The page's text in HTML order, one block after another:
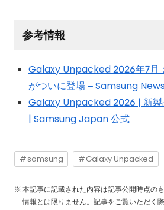
参考情報
Galaxy Unpacked 2026年7月
がついに登場 – Samsung
Galaxy Unpacked 2026 | 新製
| Samsung Japan 公式
samsung Galaxy Unpacked
本記事に記載された内容は記事公開時点の
情報とは限りません。記事をご覧いただく